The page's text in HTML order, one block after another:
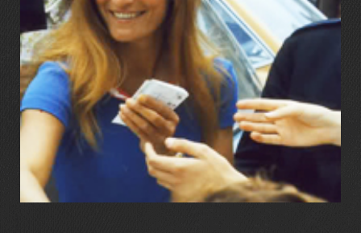
LIRE LA SUITE